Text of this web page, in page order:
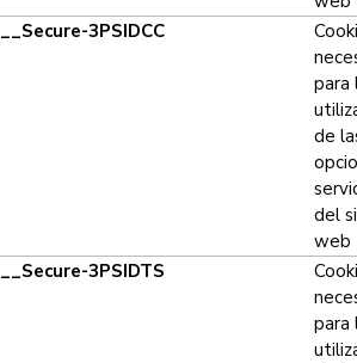
__Secure-3PSIDCC
para
de
del
web
__Secure-3PSIDTS
para